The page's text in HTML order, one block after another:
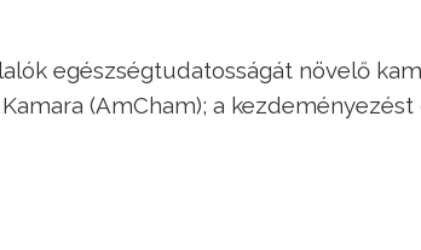
egészségtudatosságát növelő
(AmCham); a